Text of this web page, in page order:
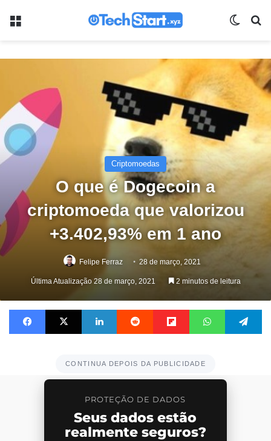
Menu
Criptomoedas
O que é Dogecoin a
criptomoeda que valorizou
+3.402,93% em 1 ano
Felipe Ferraz 28 de março, 2021
Última Atualização 28 de março, 2021 2 minutos de leitura
Facebook X Linkedin Reddit Flipboard WhatsApp
CONTINUA DEPOIS DA PUBLICIDADE
PROTEÇÃO DE DADOS
Seus dados estão
realmente seguros?